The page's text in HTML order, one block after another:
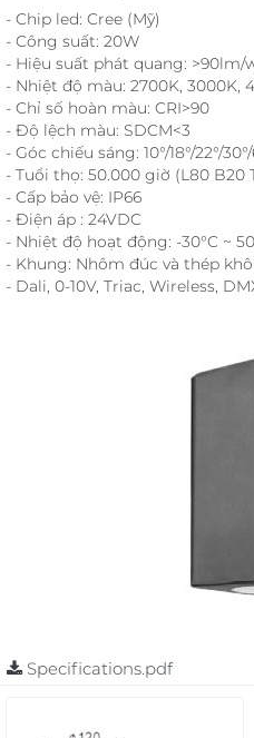
- Chip led: Cree (Mỹ)
- Công suất: 20W
- Hiệu suất phát quang: >90lm/
- Nhiệt độ màu: 2700K, 3000K,
- Chỉ số hoàn màu: CRI>90
- Độ lệch màu: SDCM<3
- Góc chiếu sáng: 10°/18°/22°/
- Tuổi thọ: 50.000 giờ (L80 B20
- Cấp bảo vệ: IP66
- Điện áp : 24VDC
- Nhiệt độ hoạt động: -30°C ~
- Khung: Nhôm đúc và thép
- Dali, 0-10V, Triac, Wireless,
Specifications.pdf